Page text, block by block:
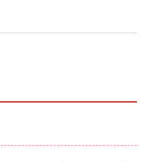
プロが教える note×AI 最強の
9割
07/01号 No.2501[魅せる
06/24号 No.2500増刊
企業価値向上力の秘密